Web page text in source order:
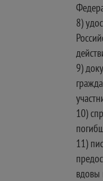
8)
9)
10)
11)
вдовы